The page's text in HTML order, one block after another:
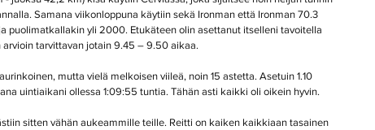
Samana viikonloppuna käytiin sekä Ironman että Ironman 70.3
puolimatkallakin yli 2000. Etukäteen olin asettanut itselleni tavoitella
tarvittavan jotain 9.45 – 9.50 aikaa.
mutta vielä melkoisen viileä, noin 15 astetta. Asetuin 1.10
uintiaikani ollessa 1:09:55 tuntia. Tähän asti kaikki oli oikein hyvin.
sitten vähän aukeammille teille. Reitti on kaiken kaikkiaan tasainen